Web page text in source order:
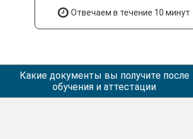
Отвечаем в течение 10 минут
Какие документы вы получите после
обучения и аттестации